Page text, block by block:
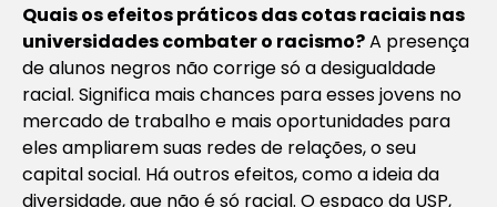
Quais os efeitos práticos das cotas raciais nas
universidades combater o racismo?A presença
de alunos negros não corrige só a desigualdade
racial. Significa mais chances para esses jovens no
mercado de trabalho e mais oportunidades para
eles ampliarem suas redes de relações, o seu
capital social. Há outros efeitos, como a ideia da
diversidade, que não é só racial. O espaço da USP,